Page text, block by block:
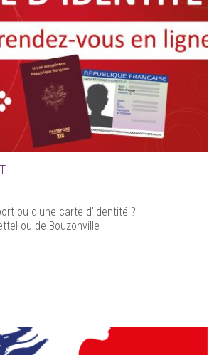
ou d'une carte d'identité ?
ou de Bouzonville